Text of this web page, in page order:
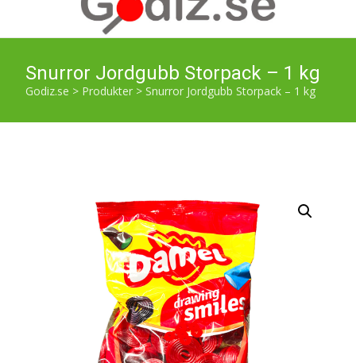
Snurror Jordgubb Storpack – 1 kg
Godiz.se > Produkter > Snurror Jordgubb Storpack – 1 kg